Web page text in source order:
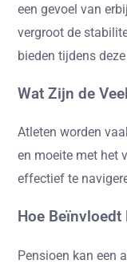
een gevoel van
vergroot de
bieden tijdens
Wat Zijn de
Atleten worden
en moeite met het
effectief te
Hoe
Pensioen kan een